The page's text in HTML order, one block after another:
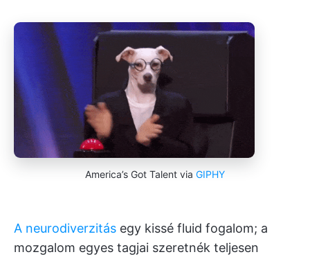
America’s Got Talent via GIPHY
A neurodiverzitás egy kissé fluid fogalom; a
mozgalom egyes tagjai szeretnék teljesen